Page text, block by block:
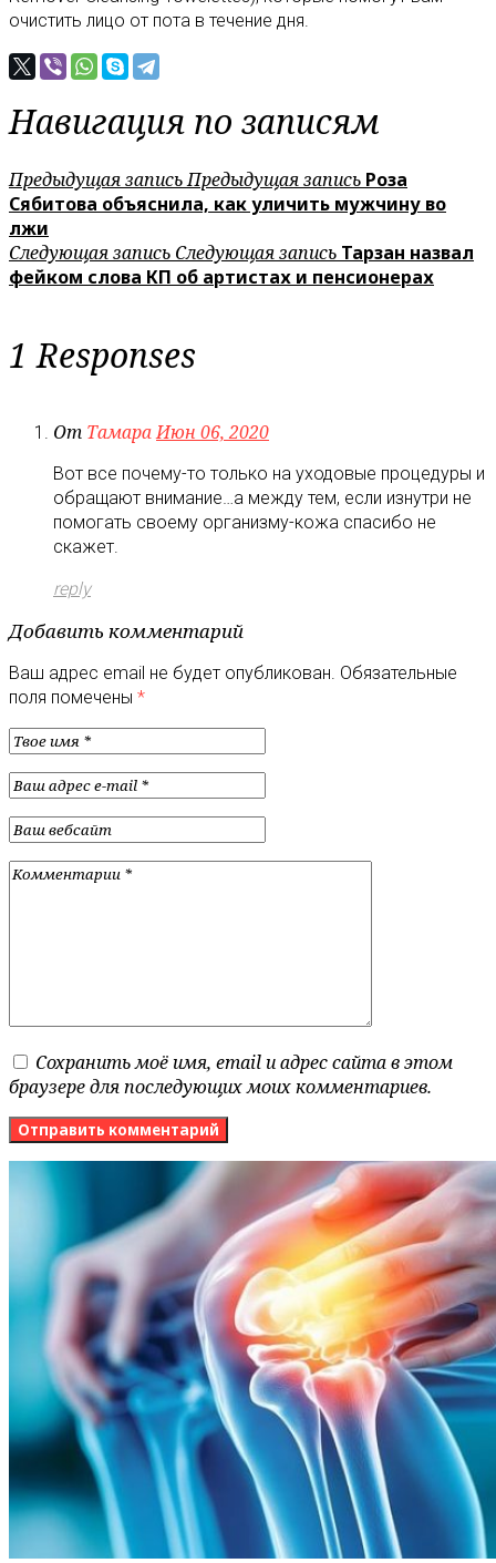
очистить лицо от пота в течение дня.
Навигация по записям
Предыдущая записьПредыдущая запись Роза
Сябитова объяснила, как уличить мужчину во
лжи
Следующая запись Следующая запись Тарзан назвал
фейком слова КП об артистах и пенсионерах
1 Responses
От ТамараИюн 06, 2020
Вот все почему-то только на уходовые процедуры и
обращают внимание…а между тем, если изнутри не
помогать своему организму-кожа спасибо не
скажет.
reply
Добавить комментарий
Ваш адрес email не будет опубликован. Обязательные
поля помечены *
Сохранить моё имя, email и адрес сайта в этом
браузере для последующих моих комментариев.